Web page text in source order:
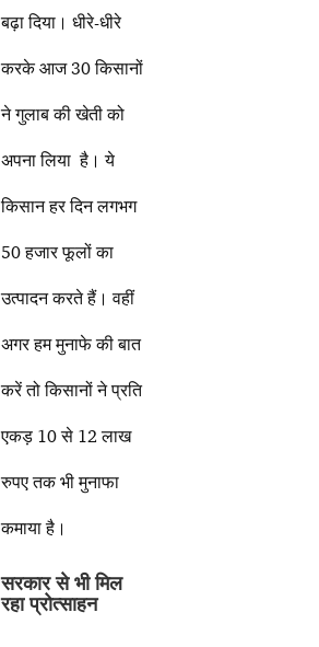
बढ़ा दिया। धीरे-धीरे
करके आज 30 किसानों
ने गुलाब की खेती को
अपना लिया है। ये
किसान हर दिन लगभग
50 हजार फूलों का
उत्पादन करते हैं। वहीं
अगर हम मुनाफे की बात
करें तो किसानों ने प्रति
एकड़ 10 से 12 लाख
रुपए तक भी मुनाफा
कमाया है।
सरकार से भी मिल
रहा प्रोत्साहन